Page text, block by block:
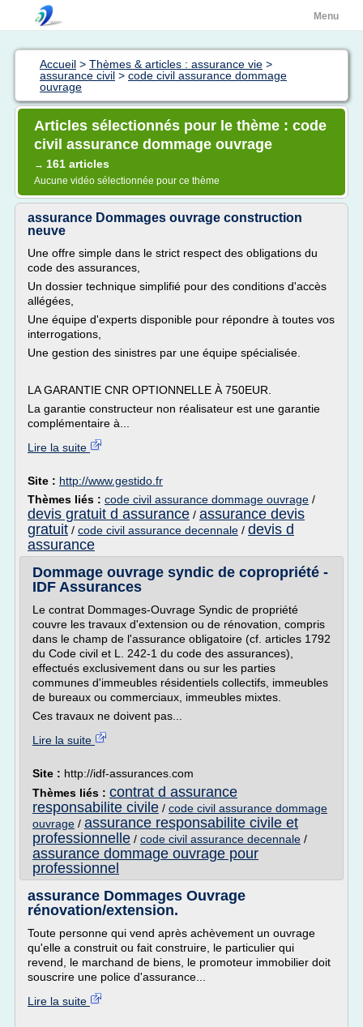
Menu
Accueil > Thèmes & articles : assurance vie >
assurance civil > code civil assurance dommage
ouvrage
Articles sélectionnés pour le thème : code
civil assurance dommage ouvrage
→ 161 articles
Aucune vidéo sélectionnée pour ce thème
assurance Dommages ouvrage construction
neuve
Une offre simple dans le strict respect des obligations du
code des assurances,
Un dossier technique simplifié pour des conditions d'accès
allégées,
Une équipe d'experts disponible pour répondre à toutes vos
interrogations,
Une gestion des sinistres par une équipe spécialisée.
LA GARANTIE CNR OPTIONNELLE À 750EUR.
La garantie constructeur non réalisateur est une garantie
complémentaire à...
Lire la suite
Site : http://www.gestido.fr
Thèmes liés : code civil assurance dommage ouvrage /
devis gratuit d assurance / assurance devis
gratuit / code civil assurance decennale / devis d
assurance
Dommage ouvrage syndic de copropriété -
IDF Assurances
Le contrat Dommages-Ouvrage Syndic de propriété
couvre les travaux d'extension ou de rénovation, compris
dans le champ de l'assurance obligatoire (cf. articles 1792
du Code civil et L. 242-1 du code des assurances),
effectués exclusivement dans ou sur les parties
communes d'immeubles résidentiels collectifs, immeubles
de bureaux ou commerciaux, immeubles mixtes.
Ces travaux ne doivent pas...
Lire la suite
Site : http://idf-assurances.com
Thèmes liés : contrat d assurance
responsabilite civile / code civil assurance dommage
ouvrage / assurance responsabilite civile et
professionnelle / code civil assurance decennale /
assurance dommage ouvrage pour
professionnel
assurance Dommages Ouvrage
rénovation/extension.
Toute personne qui vend après achèvement un ouvrage
qu'elle a construit ou fait construire, le particulier qui
revend, le marchand de biens, le promoteur immobilier doit
souscrire une police d'assurance...
Lire la suite